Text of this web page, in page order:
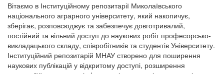
Вітаємо в Інституційному репозитарії Миколаївського
національного аграрного університету, який накопичує,
зберігає, розповсюджує та забезпечує довготривалий,
постійний та вільний доступ до наукових робіт професорсько-
викладацького складу, співробітників та студентів Університету.
Інституційний репозитарій МНАУ створено для поширення
наукових публікацій у відкритому доступі, розширення